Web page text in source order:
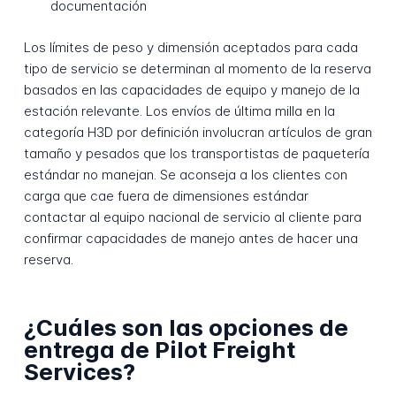
documentación
Los límites de peso y dimensión aceptados para cada
tipo de servicio se determinan al momento de la reserva
basados en las capacidades de equipo y manejo de la
estación relevante. Los envíos de última milla en la
categoría H3D por definición involucran artículos de gran
tamaño y pesados que los transportistas de paquetería
estándar no manejan. Se aconseja a los clientes con
carga que cae fuera de dimensiones estándar
contactar al equipo nacional de servicio al cliente para
confirmar capacidades de manejo antes de hacer una
reserva.
¿Cuáles son las opciones de
entrega de Pilot Freight
Services?